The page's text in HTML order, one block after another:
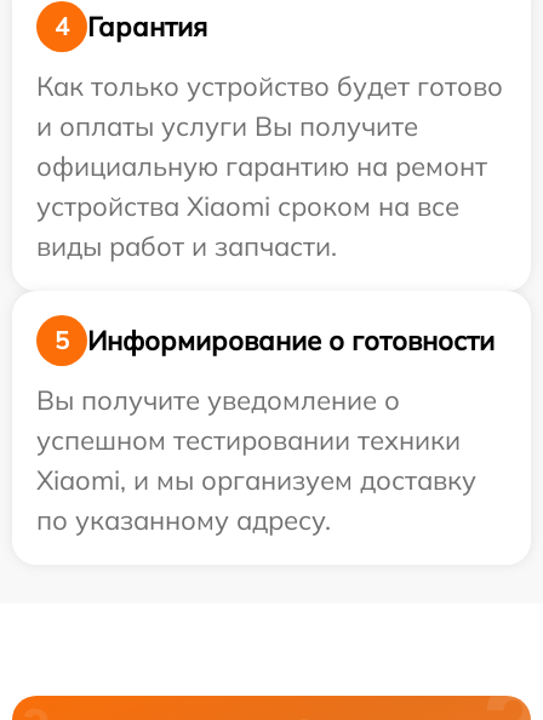
4
Гарантия
Как только устройство будет готово
и оплаты услуги Вы получите
официальную гарантию на ремонт
устройства Xiaomi сроком на все
виды работ и запчасти.
5
Информирование о готовности
Вы получите уведомление о
успешном тестировании техники
Xiaomi, и мы организуем доставку
по указанному адресу.